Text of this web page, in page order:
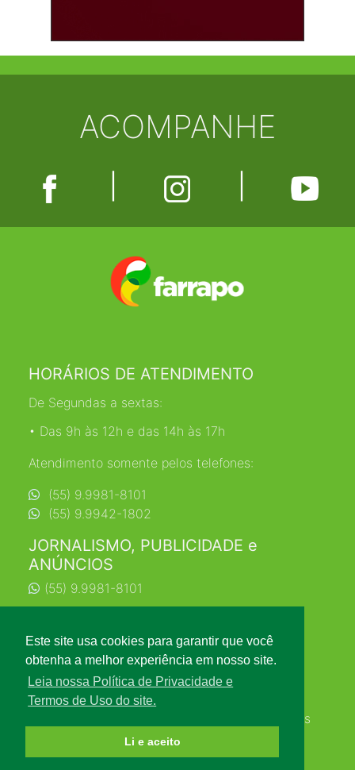
Este site usa cookies para garantir que você
obtenha a melhor experiência em nosso site.
Leia nossa Política de Privacidade e
Termos de Uso do site.
Li e aceito
ACOMPANHE
HORÁRIOS DE ATENDIMENTO
De Segundas a sextas:
• Das 9h às 12h e das 14h às 17h
Atendimento somente pelos telefones:
(55) 9.9981-8101
(55) 9.9942-1802
JORNALISMO, PUBLICIDADE e
ANÚNCIOS
(55) 9.9981-8101
© 2026 PORTAL FARRAPO. Todos os direitos
reservados.